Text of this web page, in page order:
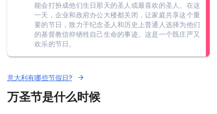
能会打扮成他们生日那天的圣人或最喜欢的圣人。在这
一天，企业和政府办公大楼都关闭，让家庭共享这个重
要的节日，致力于纪念圣人和历史上普通人选择为他们
的基督教信仰牺牲自己生命的事迹。这是一个既庄严又
欢乐的节日。
意大利有哪些节假日?
万圣节是什么时候